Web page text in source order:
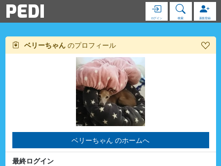
PEDI ログイン 検索 新規登録
ベリーちゃん のプロフィール
ベリーちゃん のホームへ
最終ログイン